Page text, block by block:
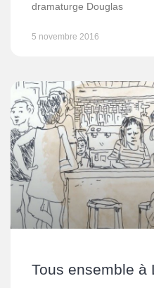
dramaturge Douglas
5 novembre 2016
Tous ensemble à